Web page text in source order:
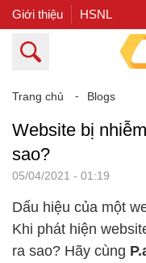
Giới thiệu HSNL
Trang chủ ⁃ Blogs
Website bị
sao?
05/04/2021 - 01:19
Dấu hiệu của một
Khi phát hiện
ra sao? Hãy cùng